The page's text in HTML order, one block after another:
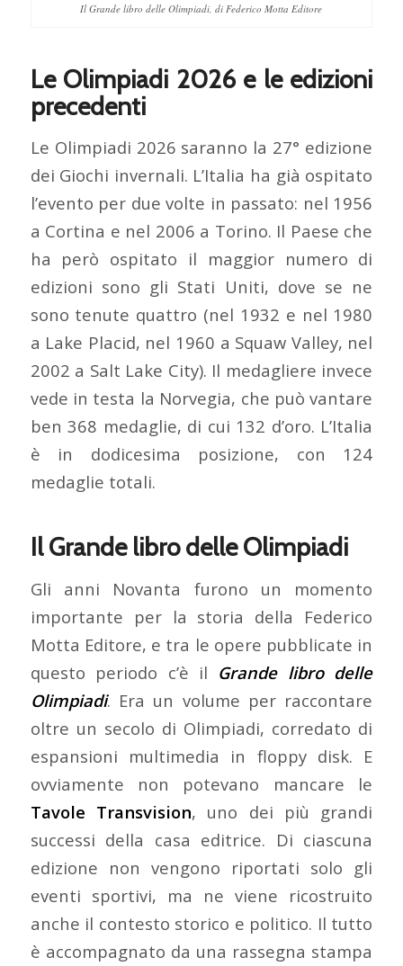
Il Grande libro delle Olimpiadi, di Federico Motta Editore
Le Olimpiadi 2026 e le edizioni
precedenti
Le Olimpiadi 2026 saranno la 27° edizione
dei Giochi invernali. L’Italia ha già ospitato
l’evento per due volte in passato: nel 1956
a Cortina e nel 2006 a Torino. Il Paese che
ha però ospitato il maggior numero di
edizioni sono gli Stati Uniti, dove se ne
sono tenute quattro (nel 1932 e nel 1980
a Lake Placid, nel 1960 a Squaw Valley, nel
2002 a Salt Lake City). Il medagliere invece
vede in testa la Norvegia, che può vantare
ben 368 medaglie, di cui 132 d’oro. L’Italia
è in dodicesima posizione, con 124
medaglie totali.
Il Grande libro delle Olimpiadi
Gli anni Novanta furono un momento
importante per la storia della Federico
Motta Editore, e tra le opere pubblicate in
questo periodo c’è il Grande libro delle
Olimpiadi. Era un volume per raccontare
oltre un secolo di Olimpiadi, corredato di
espansioni multimedia in floppy disk. E
ovviamente non potevano mancare le
Tavole Transvision, uno dei più grandi
successi della casa editrice. Di ciascuna
edizione non vengono riportati solo gli
eventi sportivi, ma ne viene ricostruito
anche il contesto storico e politico. Il tutto
è accompagnato da una rassegna stampa